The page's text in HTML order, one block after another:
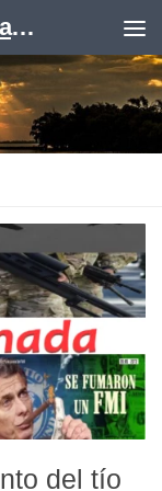
Miguel Espinaco – Cosas para leer
del tío